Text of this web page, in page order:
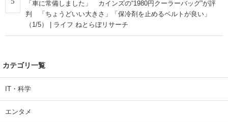
「車に常備しました」 カインズの“1980円クーラーバッグ”が評
判 「ちょうどいい大きさ」「保冷剤を止めるベルトが良い」
（1/5） | ライフ ねとらぼリサーチ
カテゴリ一覧
IT・科学
エンタメ